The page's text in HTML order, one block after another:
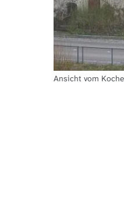
Ansicht vom